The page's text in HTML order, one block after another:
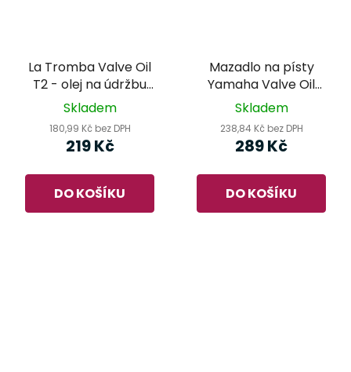
La Tromba Valve Oil
T2 - olej na údržbu
dechových nástrojů
Skladem
180,99 Kč bez DPH
219 Kč
DO KOŠÍKU
Mazadlo na písty
Yamaha Valve Oil
Synthetic Super Light
Skladem
238,84 Kč bez DPH
289 Kč
DO KOŠÍKU